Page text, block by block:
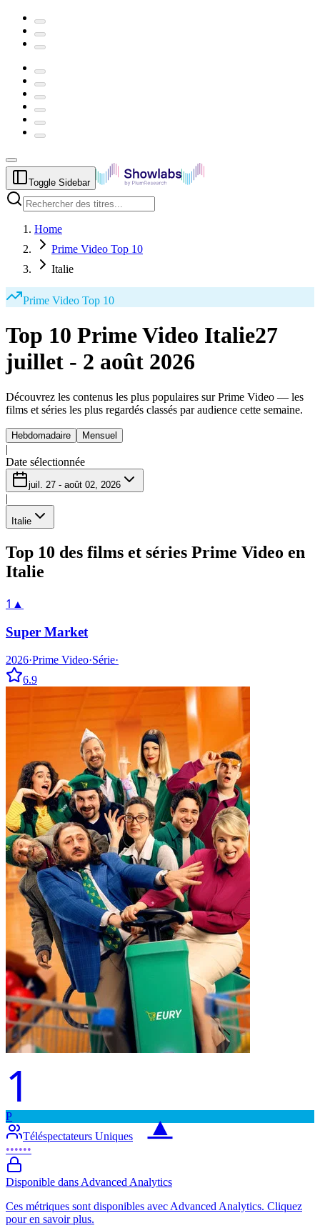
Toggle Sidebar
Home
Prime Video Top 10
Italie
Prime Video Top 10
Top 10 Prime Video Italie27
juillet - 2 août 2026
Découvrez les contenus les plus populaires sur Prime Video — les
films et séries les plus regardés classés par audience cette semaine.
Hebdomadaire Mensuel
|
Date sélectionnée
juil. 27 - août 02, 2026
|
Italie
Top 10 des films et séries Prime Video en
Italie
1 ▲
Super Market
2026·Prime Video·Série·
6.9
1
▲
P
Téléspectateurs Uniques
••••••
Disponible dans Advanced Analytics
Ces métriques sont disponibles avec Advanced Analytics. Cliquez
pour en savoir plus.